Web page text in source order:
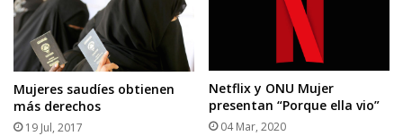
Mujeres saudíes obtienen
más derechos
19 Jul, 2017
Netflix y ONU Mujer
presentan “Porque ella vio”
04 Mar, 2020